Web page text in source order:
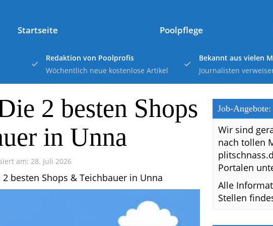
Startseite Poolpflege
Redaktion von Poolprofis
Wöchentlich neue kostenlose Artikel
Bekannt aus vielen
Journalisten
2 besten Shops
in Unna
am: 28. Juli 2026
besten Shops & Teichbauer in Unna
Job-
Wir sind
nach tollen
Portalen
Alle
Stellen